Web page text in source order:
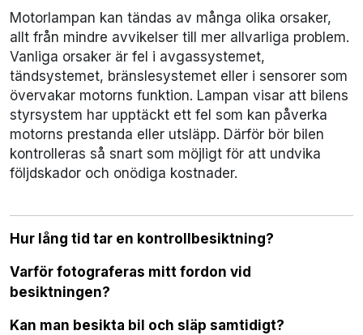
Motorlampan kan tändas av många olika orsaker,
allt från mindre avvikelser till mer allvarliga problem.
Vanliga orsaker är fel i avgassystemet,
tändsystemet, bränslesystemet eller i sensorer som
övervakar motorns funktion. Lampan visar att bilens
styrsystem har upptäckt ett fel som kan påverka
motorns prestanda eller utsläpp. Därför bör bilen
kontrolleras så snart som möjligt för att undvika
följdskador och onödiga kostnader.
Hur lång tid tar en kontrollbesiktning?
Varför fotograferas mitt fordon vid
besiktningen?
Kan man besikta bil och släp samtidigt?